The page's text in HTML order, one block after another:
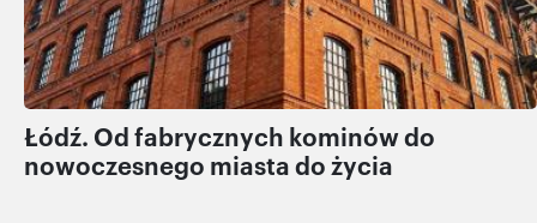
Łódź. Od fabrycznych kominów do
nowoczesnego miasta do życia